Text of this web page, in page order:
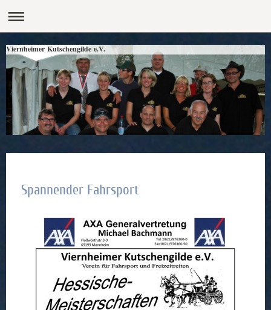
Viernheimer Kutschengilde e.V.
Spannender Fahrsport